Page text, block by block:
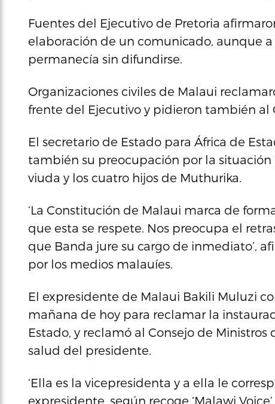
Fuentes del Ejecutivo de Pretoria
elaboración de un comunicado, aunque
permanecía sin difundirse.
Organizaciones civiles de Malaui
frente del Ejecutivo y pidieron también al
El secretario de Estado para África de
también su preocupación por la
viuda y los cuatro hijos de Muthurika.
‘La Constitución de Malaui marca de
que esta se respete. Nos preocupa el
que Banda jure su cargo de inmediato’,
por los medios malauíes.
El expresidente de Malaui Bakili Muluzi
mañana de hoy para reclamar la
Estado, y reclamó al Consejo de
salud del presidente.
‘Ella es la vicepresidenta y a ella le
expresidente, según recoge ‘Malawi Voice’.